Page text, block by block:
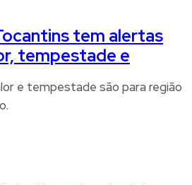
tem alertas
tempestade e
e tempestade são para região